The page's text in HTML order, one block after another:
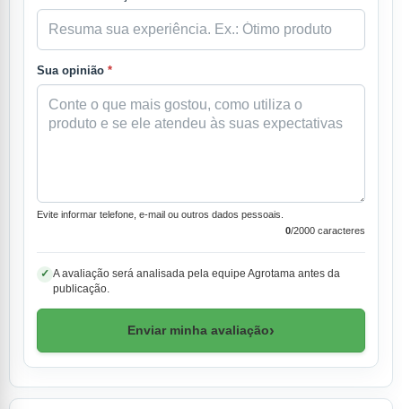
Sua opinião *
Evite informar telefone, e-mail ou outros dados pessoais.
0/2000 caracteres
✓ A avaliação será analisada pela equipe Agrotama antes da
publicação.
Enviar minha avaliação›